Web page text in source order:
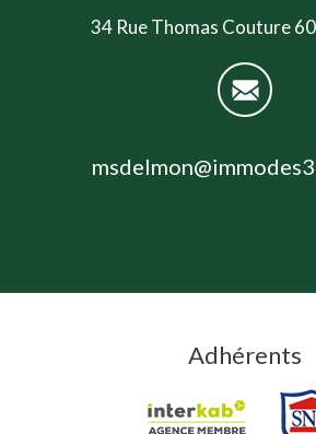
34 Rue Thomas Couture
Adhérents